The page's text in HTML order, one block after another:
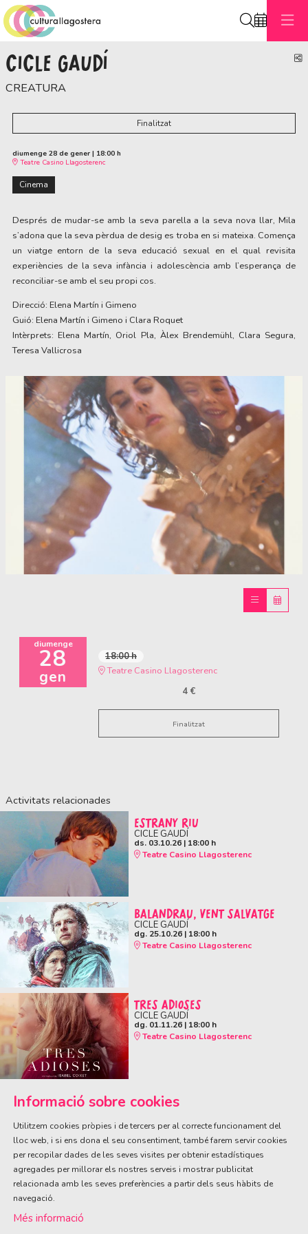
CICLE GAUDÍ
CREATURA
Finalitzat
diumenge 28 de gener | 18:00 h
Teatre Casino Llagosterenc
Cinema
Després de mudar-se amb la seva parella a la seva nova llar, Mila
s’adona que la seva pèrdua de desig es troba en si mateixa. Comença
un viatge entorn de la seva educació sexual en el qual revisita
experiències de la seva infància i adolescència amb l’esperança de
reconciliar-se amb el seu propi cos.
Direcció: Elena Martín i Gimeno
Guió: Elena Martín i Gimeno i Clara Roquet
Intèrprets: Elena Martín, Oriol Pla, Àlex Brendemühl, Clara Segura,
Teresa Vallicrosa
diumenge
28
gen
18:00 h
Teatre Casino Llagosterenc
4 €
Finalitzat
Activitats relacionades
ESTRANY RIU
CICLE GAUDÍ
ds. 03.10.26| 18:00 h
Teatre Casino Llagosterenc
BALANDRAU, VENT SALVATGE
CICLE GAUDÍ
dg. 25.10.26| 18:00 h
Teatre Casino Llagosterenc
TRES ADIOSES
CICLE GAUDÍ
dg. 01.11.26| 18:00 h
Teatre Casino Llagosterenc
ÀREA DE CULTURA
Olivareta, 38 · T. 972 83 00 05
cultura@llagostera.cat
Sitemap
Informació sobre cookies
Utilitzem cookies pròpies i de tercers per al correcte funcionament del
lloc web, i si ens dona el seu consentiment, també farem servir cookies
per recopilar dades de les seves visites per obtenir estadístiques
agregades per millorar els nostres serveis i mostrar publicitat
relacionada amb les seves preferències a partir dels seus hàbits de
navegació.
Més informació